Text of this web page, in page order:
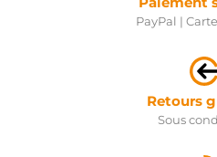
PayPal |
Retours
Sous